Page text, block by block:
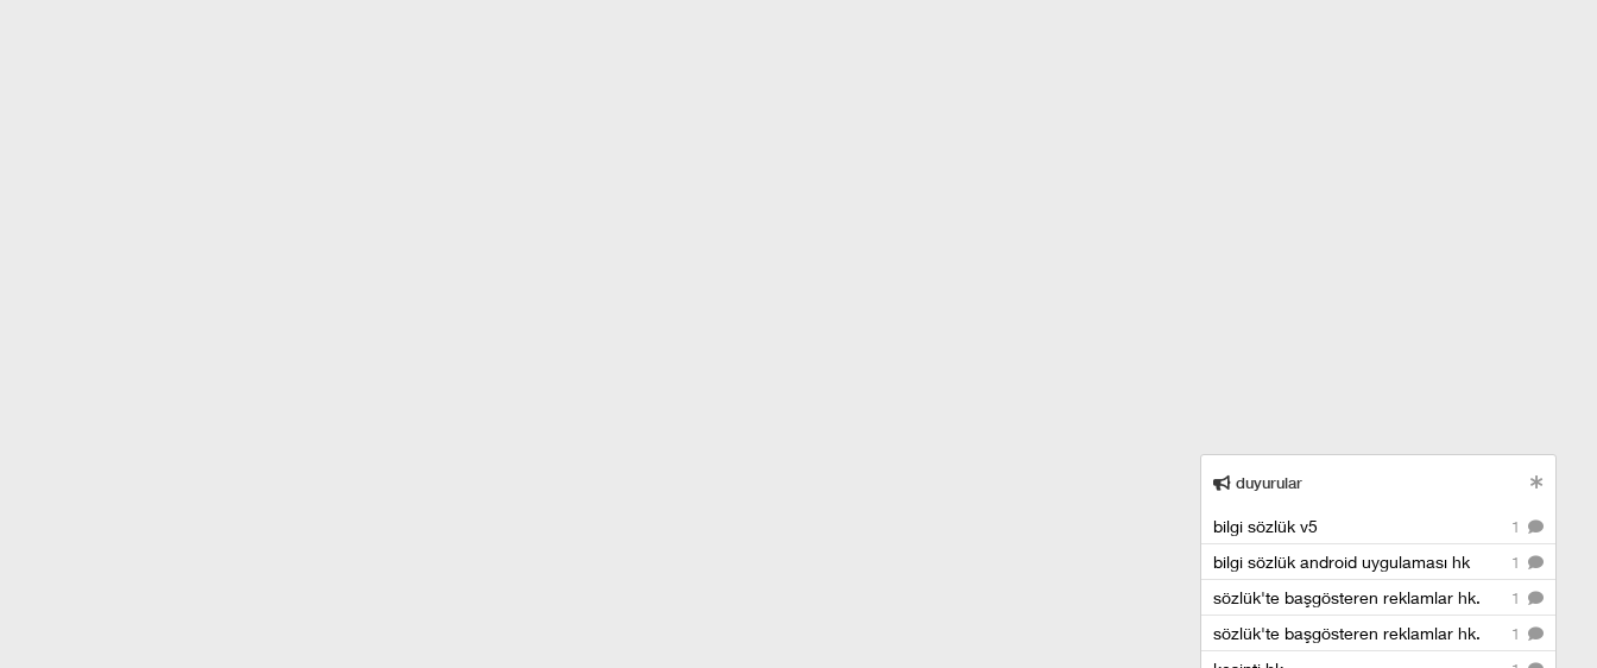
duyurular
1
bilgi sözlük v5
1
bilgi sözlük android uygulaması hk
1
sözlük'te başgösteren reklamlar hk.
1
sözlük'te başgösteren reklamlar hk.